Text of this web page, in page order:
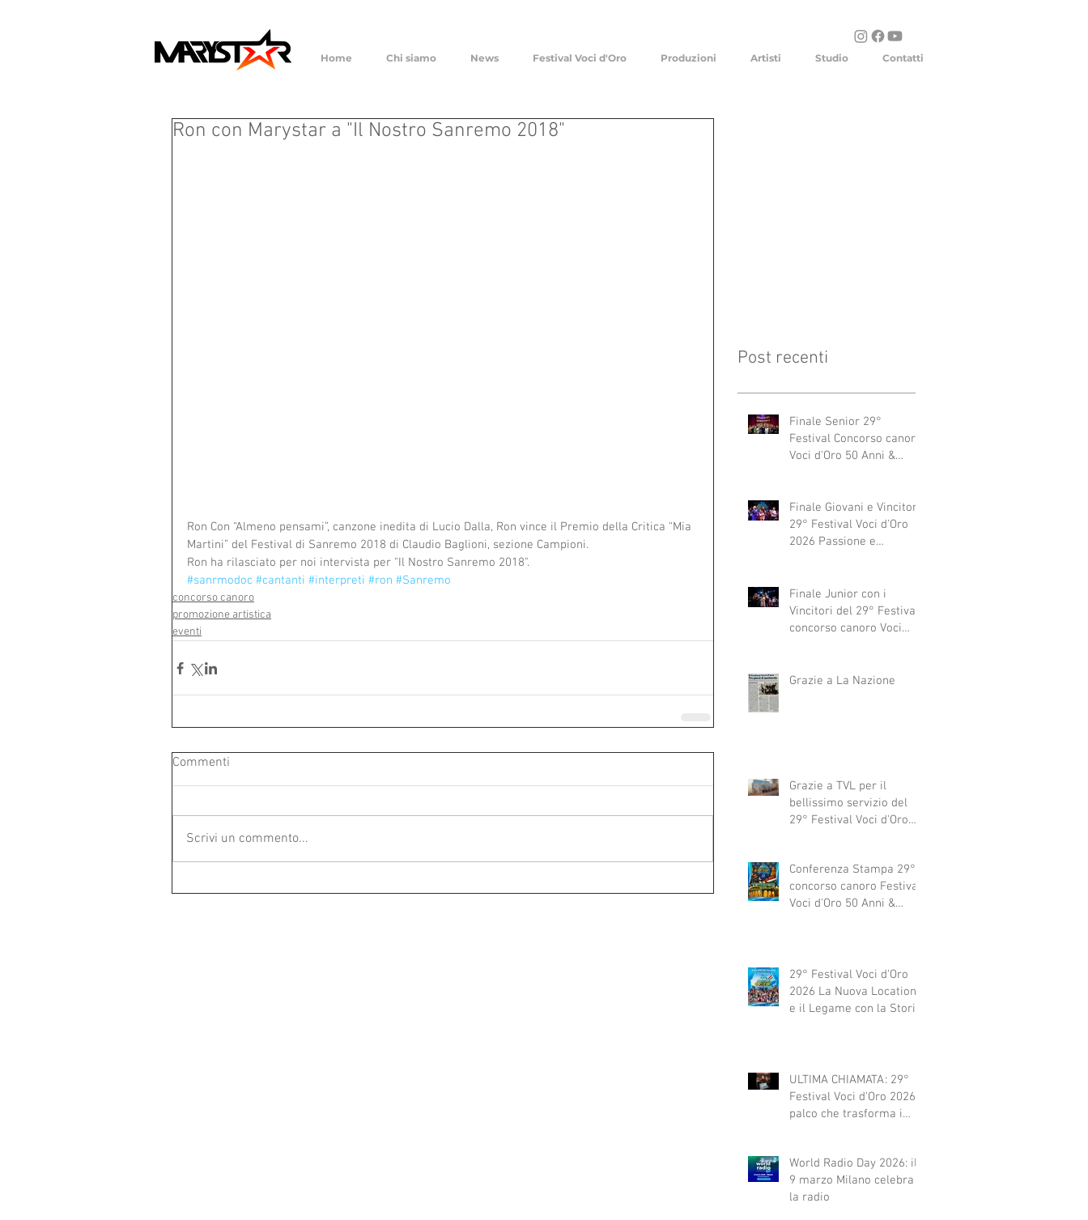
Home Chi siamo News Festival Voci d'Oro Produzioni Artisti Studio Contatti
Ron con Marystar a "Il Nostro Sanremo 2018"
Ron Con “Almeno pensami”, canzone inedita di Lucio Dalla, Ron vince il Premio della Critica “Mia
Martini” del Festival di Sanremo 2018 di Claudio Baglioni, sezione Campioni.
Ron ha rilasciato per noi intervista per "Il Nostro Sanremo 2018".
#sanrmodoc #cantanti #interpreti #ron #Sanremo
concorso canoro
promozione artistica
eventi
Commenti
Scrivi un commento...
Post recenti
Finale Senior 29°
Festival Concorso canoro
Voci d'Oro 50 Anni &
abbracciano"
Finale Giovani e Vincitori
29° Festival Voci d'Oro
2026 Passione e
Finale Junior con i
Vincitori del 29° Festival
concorso canoro Voci
Grazie a La Nazione
Grazie a TVL per il
bellissimo servizio del
29° Festival Voci d'Oro
Conferenza Stampa 29°
concorso canoro Festival
Voci d'Oro 50 Anni &
29° Festival Voci d'Oro
2026 La Nuova Location
e il Legame con la Storia
ULTIMA CHIAMATA: 29°
Festival Voci d'Oro 2026 Il
palco che trasforma i
World Radio Day 2026: il
9 marzo Milano celebra
la radio